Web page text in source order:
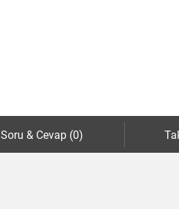
Soru & Cevap (0)